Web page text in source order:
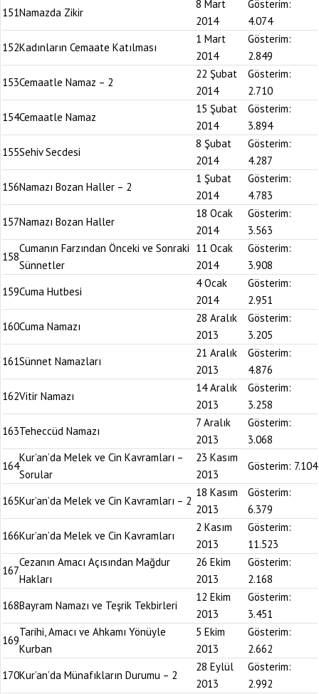
151Namazda Zikir
8 Mart
2014
Gösterim:
4.074
152Kadınların Cemaate Katılması
1 Mart
2014
Gösterim:
2.849
153Cemaatle Namaz – 2
22 Şubat
2014
Gösterim:
2.710
154Cemaatle Namaz
15 Şubat
2014
Gösterim:
3.894
155Sehiv Secdesi
8 Şubat
2014
Gösterim:
4.287
156Namazı Bozan Haller – 2
1 Şubat
2014
Gösterim:
4.783
157Namazı Bozan Haller
18 Ocak
2014
Gösterim:
3.563
158
Cumanın Farzından Önceki ve Sonraki
Sünnetler
11 Ocak
2014
Gösterim:
3.908
159Cuma Hutbesi
4 Ocak
2014
Gösterim:
2.951
160Cuma Namazı
28 Aralık
2013
Gösterim:
3.205
161Sünnet Namazları
21 Aralık
2013
Gösterim:
4.876
162Vitir Namazı
14 Aralık
2013
Gösterim:
3.258
163Teheccüd Namazı
7 Aralık
2013
Gösterim:
3.068
164
Kur’an’da Melek ve Cin Kavramları –
Sorular
23 Kasım
2013
Gösterim: 7.104
165Kur’an’da Melek ve Cin Kavramları – 2
18 Kasım
2013
Gösterim:
6.379
166Kur’an’da Melek ve Cin Kavramları
2 Kasım
2013
Gösterim:
11.523
167
Cezanın Amacı Açısından Mağdur
Hakları
26 Ekim
2013
Gösterim:
2.168
168Bayram Namazı ve Teşrik Tekbirleri
12 Ekim
2013
Gösterim:
3.451
169
Tarihi, Amacı ve Ahkamı Yönüyle
Kurban
5 Ekim
2013
Gösterim:
2.662
170Kur’an’da Münafıkların Durumu – 2
28 Eylül
2013
Gösterim:
2.992